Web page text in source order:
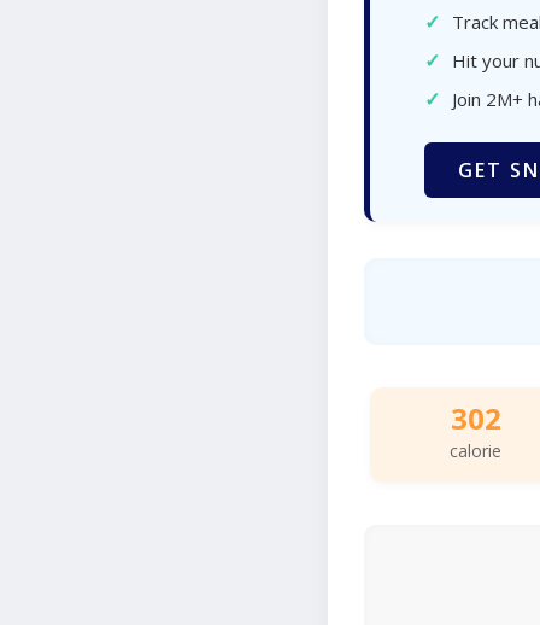
✓ Track
✓ Hit your
✓ Join 2M+
GET
302
calorie